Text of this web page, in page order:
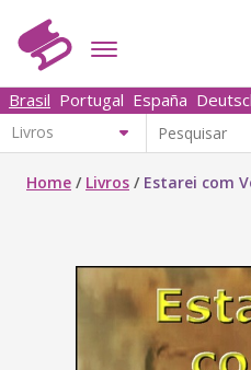
Brasil Portugal España
Home / Livros / Estarei com